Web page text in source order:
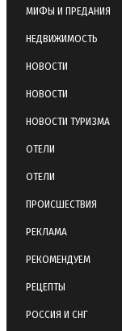
МИФЫ И ПРЕДАНИЯ
НЕДВИЖИМОСТЬ
НОВОСТИ
НОВОСТИ
НОВОСТИ ТУРИЗМА
ОТЕЛИ
ОТЕЛИ
ПРОИСШЕСТВИЯ
РЕКЛАМА
РЕКОМЕНДУЕМ
РЕЦЕПТЫ
РОССИЯ И СНГ